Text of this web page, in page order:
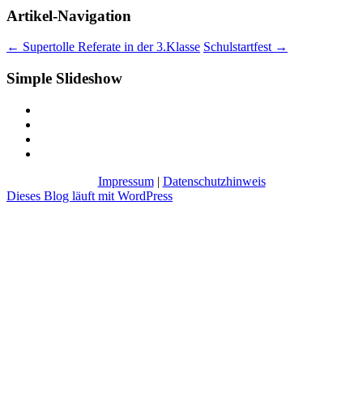
Artikel-Navigation
← Supertolle Referate in der 3.Klasse Schulstartfest →
Simple Slideshow
Impressum| Datenschutzhinweis
Dieses Blog läuft mit WordPress